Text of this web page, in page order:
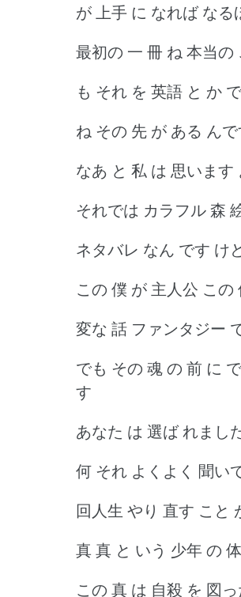
が 上手 に なれば な
最初の 一 冊 ね 本当の
も それ を 英語 と か
ね その 先 が ある ん
なあ と 私 は 思います
それでは カラフル 森
ネタバレ なん です け
この 僕 が 主人公 こ
変な 話 ファンタジー
でも その 魂 の 前 に
す
あなた は 選ば れまし
何 それ よくよく 聞い
回人生 やり 直す こと
真 真 と いう 少年 の
この 真 は 自殺 を 図